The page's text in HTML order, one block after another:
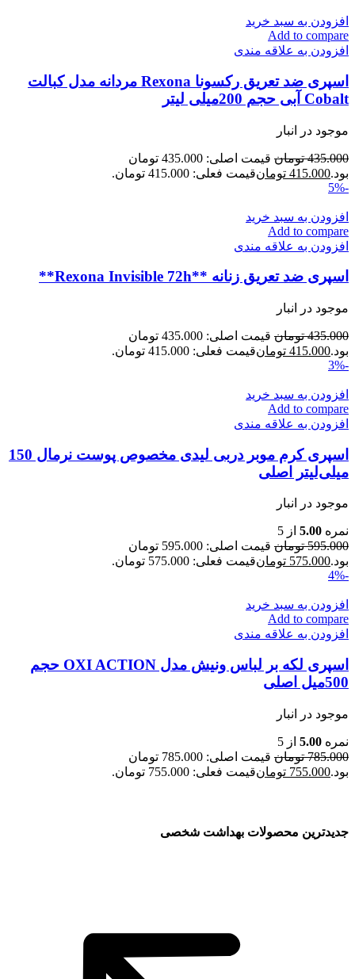
افزودن به سبد خرید
Add to compare
افزودن به علاقه مندی
اسپری ضد تعریق رکسونا Rexona مردانه مدل کبالت
Cobalt آبی حجم 200میلی لیتر
موجود در انبار
435.000 تومان
قیمت اصلی: 435.000 تومان
بود.415.000 تومانقیمت فعلی: 415.000 تومان.
-5%
افزودن به سبد خرید
Add to compare
افزودن به علاقه مندی
اسپری ضد تعریق زنانه **Rexona Invisible 72h**
موجود در انبار
435.000 تومان
قیمت اصلی: 435.000 تومان
بود.415.000 تومانقیمت فعلی: 415.000 تومان.
-3%
افزودن به سبد خرید
Add to compare
افزودن به علاقه مندی
اسپری کرم موبر دربی لیدی مخصوص پوست نرمال 150
میلی‌لیتر اصلی
موجود در انبار
نمره 5.00 از 5
595.000 تومان
قیمت اصلی: 595.000 تومان
بود.575.000 تومانقیمت فعلی: 575.000 تومان.
-4%
افزودن به سبد خرید
Add to compare
افزودن به علاقه مندی
اسپری لکه بر لباس ونیش مدل OXI ACTION حجم
500میل اصلی
موجود در انبار
نمره 5.00 از 5
785.000 تومان
قیمت اصلی: 785.000 تومان
بود.755.000 تومانقیمت فعلی: 755.000 تومان.
جدیدترین محصولات بهداشت شخصی